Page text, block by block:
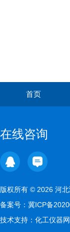
首页
在线咨询
版权所有 © 2026 河
备案号： 冀ICP备
技术支持： 化工仪器网